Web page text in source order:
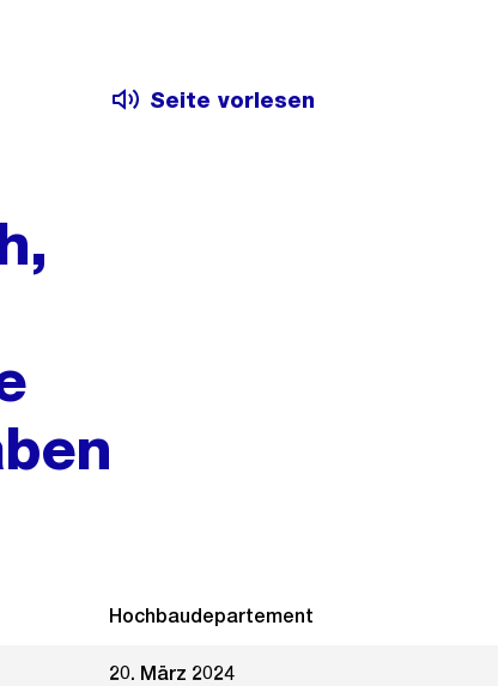
Seite vorlesen
Hochbaudepartement
20. März 2024